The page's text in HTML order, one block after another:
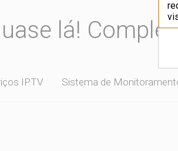
lá!
IPTV Sistema de